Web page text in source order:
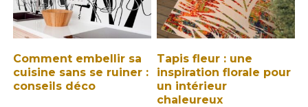
Comment embellir sa
cuisine sans se ruiner :
conseils déco
Tapis fleur : une
inspiration florale pour
un intérieur
chaleureux